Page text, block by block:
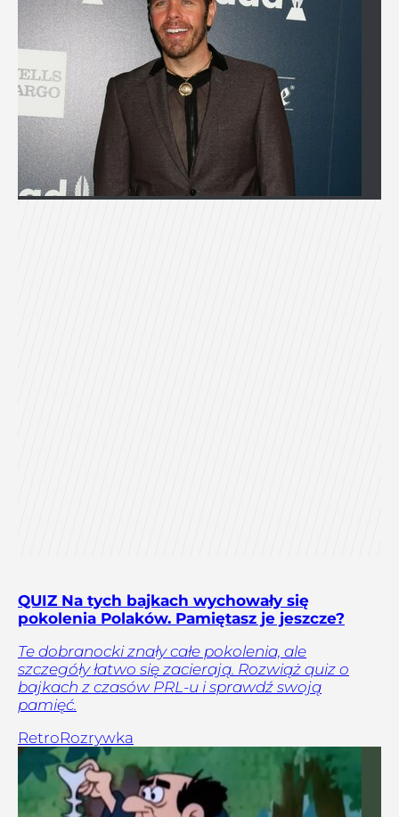
QUIZ Na tych bajkach wychowały się
pokolenia Polaków. Pamiętasz je jeszcze?
Te dobranocki znały całe pokolenia, ale
szczegóły łatwo się zacierają. Rozwiąż quiz o
bajkach z czasów PRL-u i sprawdź swoją
pamięć.
RetroRozrywka